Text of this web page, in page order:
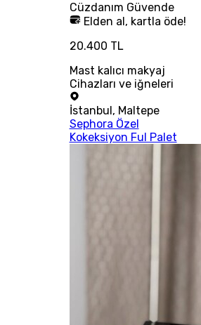
Cüzdanım Güvende
Elden al, kartla öde!
20.400 TL
Mast kalıcı makyaj
Cihazları ve iğneleri
İstanbul , Maltepe
Sephora Özel
Kokeksiyon Ful Palet